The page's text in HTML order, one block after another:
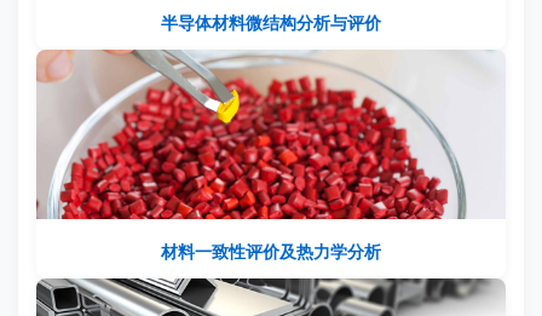
半导体材料微结构分析与评价
材料一致性评价及热力学分析